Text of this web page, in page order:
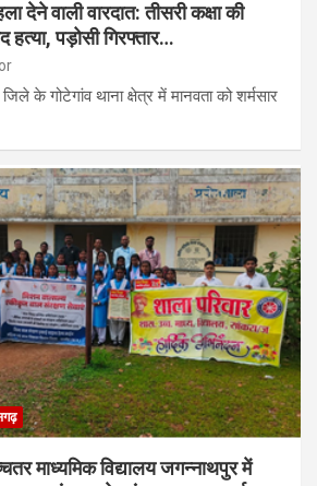
देने वाली वारदात: तीसरी कक्षा की
हत्या, पड़ोसी गिरफ्तार…
के गोटेगांव थाना क्षेत्र में मानवता को शर्मसार
माध्यमिक विद्यालय जगन्नाथपुर में